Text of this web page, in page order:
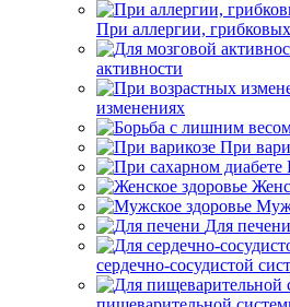
При аллергии,
активности
изменениях
При
Для печени
сердечно-сосудистой